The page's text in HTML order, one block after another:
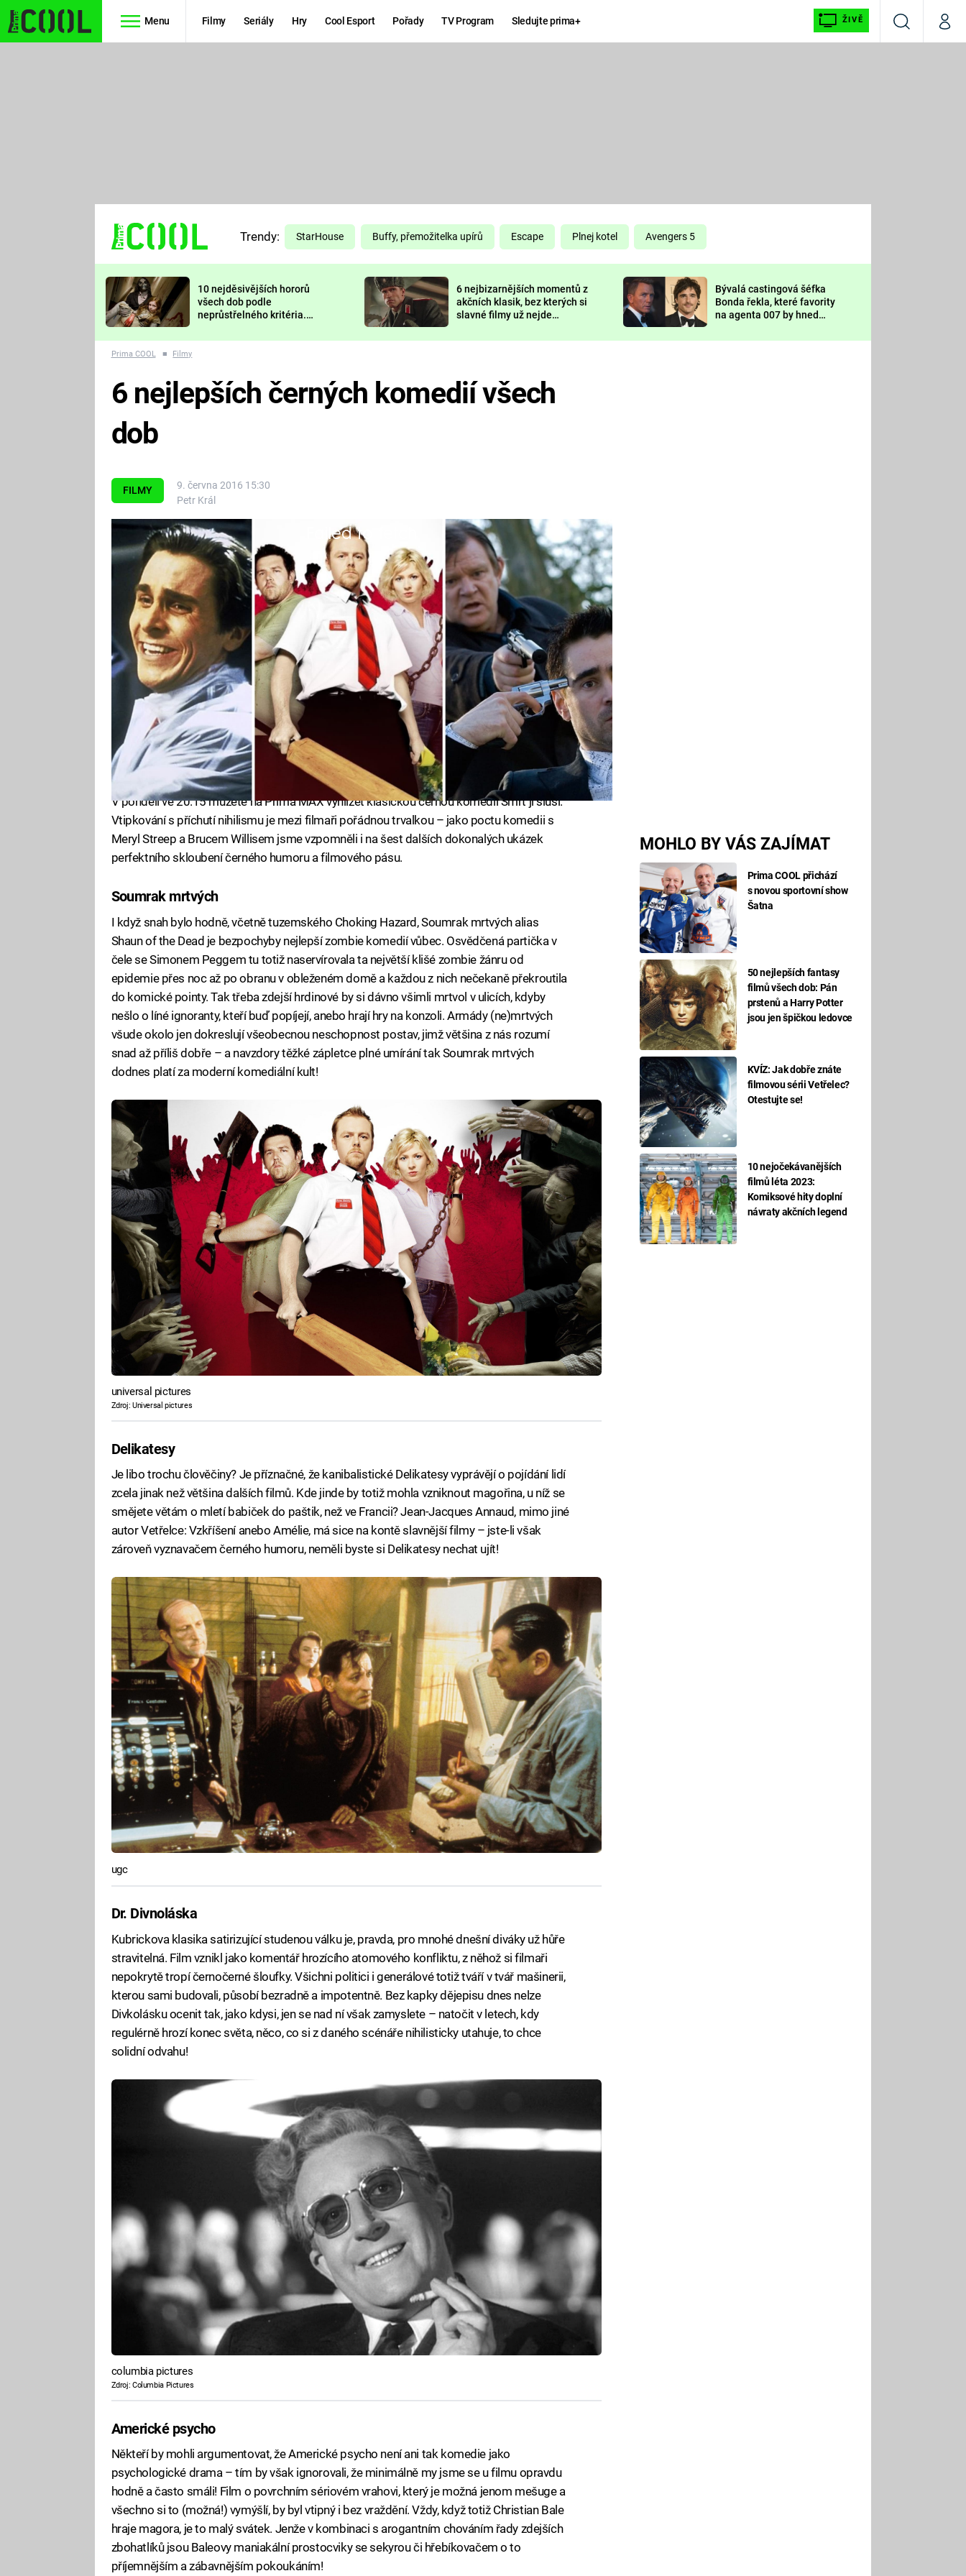
Menu Filmy Seriály Hry Cool Esport Pořady TV Program Sledujte prima+ ŽIVĚ
VyhledáváníMůj
TŘESKU
FUTURAMA
PREDÁTOR
DELIVERANCE
KOMEDIE
CHUCK
NORRIS
DEADPOOL
Prima LAJK
Sledujte nás
Trendy: StarHouse Buffy, přemožitelka upírů Escape Plnej kotel Avengers 5
10 nejděsivějších hororů
všech dob podle
neprůstřelného kritéria.
nejvíc zvednou tep?
6 nejbizarnějších momentů z
akčních klasik, bez kterých si
slavné filmy už nejde
Bývalá castingová šéfka
Bonda řekla, které favority
na agenta 007 by hned
Prima COOL ■ Filmy
FILMY
9. června 2016 15:30
Petr Král
MOHLO BY VÁS ZAJÍMAT
Prima COOL přichází
s novou sportovní show
Šatna
50 nejlepších fantasy
filmů všech dob: Pán
prstenů a Harry Potter
jsou jen špičkou ledovce
KVÍZ: Jak dobře znáte
filmovou sérii Vetřelec?
Otestujte se!
10 nejočekávanějších
filmů léta 2023:
Komiksové hity doplní
návraty akčních legend
6 nejlepších černých komedií všech
dob
Failed to fetch
Vtipy světlé jako obsah urny.
V pondělí ve 20.15 můžete na Prima MAX vyhlížet klasickou černou komedii Smrt jí sluší.
Vtipkování s příchutí nihilismu je mezi filmaři pořádnou trvalkou – jako poctu komedii s
Meryl Streep a Brucem Willisem jsme vzpomněli i na šest dalších dokonalých ukázek
perfektního skloubení černého humoru a filmového pásu.
Soumrak mrtvých
I když snah bylo hodně, včetně tuzemského Choking Hazard, Soumrak mrtvých alias
Shaun of the Dead je bezpochyby nejlepší zombie komedií vůbec. Osvědčená partička v
čele se Simonem Peggem tu totiž naservírovala ta největší klišé zombie žánru od
epidemie přes noc až po obranu v obleženém domě a každou z nich nečekaně překroutila
do komické pointy. Tak třeba zdejší hrdinové by si dávno všimli mrtvol v ulicích, kdyby
nešlo o líné ignoranty, kteří buď popíjejí, anebo hrají hry na konzoli. Armády (ne)mrtvých
všude okolo jen dokreslují všeobecnou neschopnost postav, jimž většina z nás rozumí
snad až příliš dobře – a navzdory těžké zápletce plné umírání tak Soumrak mrtvých
dodnes platí za moderní komediální kult!
universal pictures
Zdroj: Universal pictures
Delikatesy
Je libo trochu člověčiny? Je příznačné, že kanibalistické Delikatesy vyprávějí o pojídání lidí
zcela jinak než většina dalších filmů. Kde jinde by totiž mohla vzniknout magořina, u níž se
smějete větám o mletí babiček do paštik, než ve Francii? Jean-Jacques Annaud, mimo jiné
autor Vetřelce: Vzkříšení anebo Amélie, má sice na kontě slavnější filmy – jste-li však
zároveň vyznavačem černého humoru, neměli byste si Delikatesy nechat ujít!
ugc
Dr. Divnoláska
Kubrickova klasika satirizující studenou válku je, pravda, pro mnohé dnešní diváky už hůře
stravitelná. Film vznikl jako komentář hrozícího atomového konfliktu, z něhož si filmaři
nepokrytě tropí černočerné šloufky. Všichni politici i generálové totiž tváří v tvář mašinerii,
kterou sami budovali, působí bezradně a impotentně. Bez kapky dějepisu dnes nelze
Divkolásku ocenit tak, jako kdysi, jen se nad ní však zamyslete – natočit v letech, kdy
regulérně hrozí konec světa, něco, co si z daného scénáře nihilisticky utahuje, to chce
solidní odvahu!
columbia pictures
Zdroj: Columbia Pictures
Americké psycho
Někteří by mohli argumentovat, že Americké psycho není ani tak komedie jako
psychologické drama – tím by však ignorovali, že minimálně my jsme se u filmu opravdu
hodně a často smáli! Film o povrchním sériovém vrahovi, který je možná jenom mešuge a
všechno si to (možná!) vymýšlí, by byl vtipný i bez vraždění. Vždy, když totiž Christian Bale
hraje magora, je to malý svátek. Jenže v kombinaci s arogantním chováním řady zdejších
zbohatlíků jsou Baleovy maniakální prostocviky se sekyrou či hřebíkovačem o to
příjemnějším a zábavnějším pokoukáním!